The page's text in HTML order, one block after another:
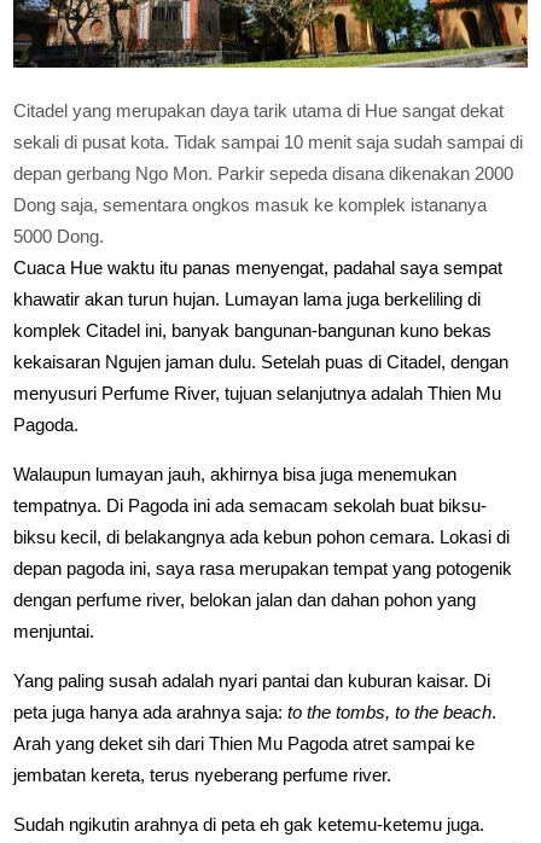
Citadel yang merupakan daya tarik utama di Hue sangat dekat
sekali di pusat kota. Tidak sampai 10 menit saja sudah sampai di
depan gerbang Ngo Mon. Parkir sepeda disana dikenakan 2000
Dong saja, sementara ongkos masuk ke komplek istananya
5000 Dong.
Cuaca Hue waktu itu panas menyengat, padahal saya sempat
khawatir akan turun hujan. Lumayan lama juga berkeliling di
komplek Citadel ini, banyak bangunan-bangunan kuno bekas
kekaisaran Ngujen jaman dulu. Setelah puas di Citadel, dengan
menyusuri Perfume River, tujuan selanjutnya adalah Thien Mu
Pagoda.
Walaupun lumayan jauh, akhirnya bisa juga menemukan
tempatnya. Di Pagoda ini ada semacam sekolah buat biksu-
biksu kecil, di belakangnya ada kebun pohon cemara. Lokasi di
depan pagoda ini, saya rasa merupakan tempat yang potogenik
dengan perfume river, belokan jalan dan dahan pohon yang
menjuntai.
Yang paling susah adalah nyari pantai dan kuburan kaisar. Di
peta juga hanya ada arahnya saja:to the tombs, to the beach.
Arah yang deket sih dari Thien Mu Pagoda atret sampai ke
jembatan kereta, terus nyeberang perfume river.
Sudah ngikutin arahnya di peta eh gak ketemu-ketemu juga.